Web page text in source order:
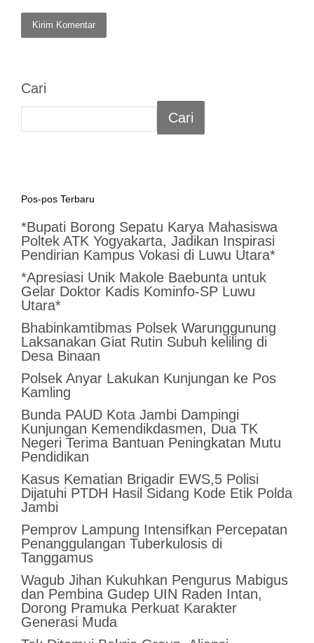
Cari
Cari
Pos-pos Terbaru
*Bupati Borong Sepatu Karya Mahasiswa
Poltek ATK Yogyakarta, Jadikan Inspirasi
Pendirian Kampus Vokasi di Luwu Utara*
*Apresiasi Unik Makole Baebunta untuk
Gelar Doktor Kadis Kominfo-SP Luwu
Utara*
Bhabinkamtibmas Polsek Warunggunung
Laksanakan Giat Rutin Subuh keliling di
Desa Binaan
Polsek Anyar Lakukan Kunjungan ke Pos
Kamling
Bunda PAUD Kota Jambi Dampingi
Kunjungan Kemendikdasmen, Dua TK
Negeri Terima Bantuan Peningkatan Mutu
Pendidikan
Kasus Kematian Brigadir EWS,5 Polisi
Dijatuhi PTDH Hasil Sidang Kode Etik Polda
Jambi
Pemprov Lampung Intensifkan Percepatan
Penanggulangan Tuberkulosis di
Tanggamus
Wagub Jihan Kukuhkan Pengurus Mabigus
dan Pembina Gudep UIN Raden Intan,
Dorong Pramuka Perkuat Karakter
Generasi Muda